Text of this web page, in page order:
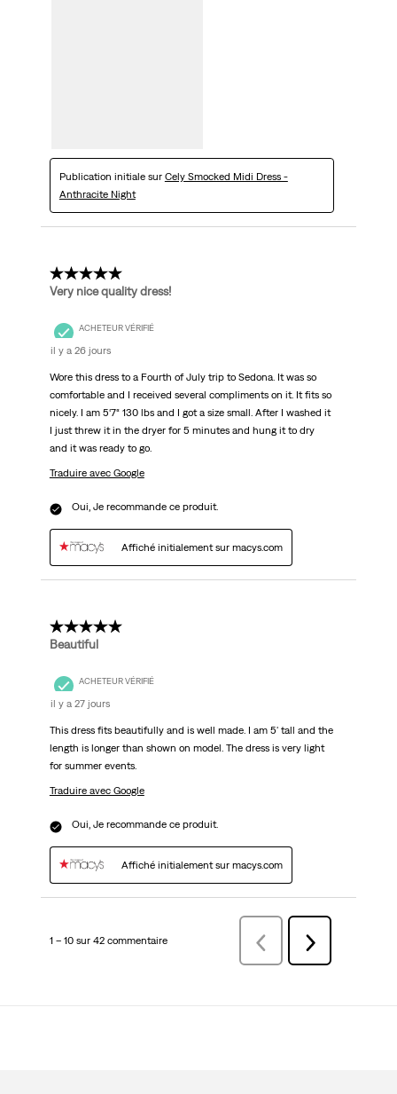
Publication initiale sur Cely Smocked Midi Dress -
Anthracite Night
5 étoile(s) sur 5.
Very nice quality dress!
ACHETEUR VÉRIFIÉ
il y a 26 jours
Wore this dress to a Fourth of July trip to Sedona. It was so
comfortable and I received several compliments on it. It fits so
nicely. I am 5‘7“ 130 lbs and I got a size small. After I washed it
I just threw it in the dryer for 5 minutes and hung it to dry
and it was ready to go.
Traduire avec Google
Oui, Je recommande ce produit.
Affiché initialement sur macys.com
5 étoile(s) sur 5.
Beautiful
ACHETEUR VÉRIFIÉ
il y a 27 jours
This dress fits beautifully and is well made. I am 5' tall and the
length is longer than shown on model. The dress is very light
for summer events.
Traduire avec Google
Oui, Je recommande ce produit.
Affiché initialement sur macys.com
1 – 10 sur 42 commentaire Précédentcommentaire
Suivant
commentaire